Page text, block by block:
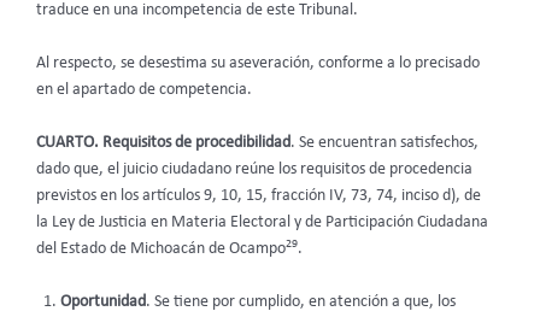
traduce en una incompetencia de este Tribunal.
Al respecto, se desestima su aseveración, conforme a lo precisado
en el apartado de competencia.
CUARTO. Requisitos de procedibilidad. Se encuentran satisfechos,
dado que, el juicio ciudadano reúne los requisitos de procedencia
previstos en los artículos 9, 10, 15, fracción IV, 73, 74, inciso d), de
la Ley de Justicia en Materia Electoral y de Participación Ciudadana
del Estado de Michoacán de Ocampo29.
Oportunidad. Se tiene por cumplido, en atención a que, los